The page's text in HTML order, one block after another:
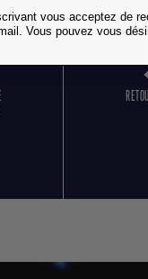
vous acceptez de
Vous pouvez vous